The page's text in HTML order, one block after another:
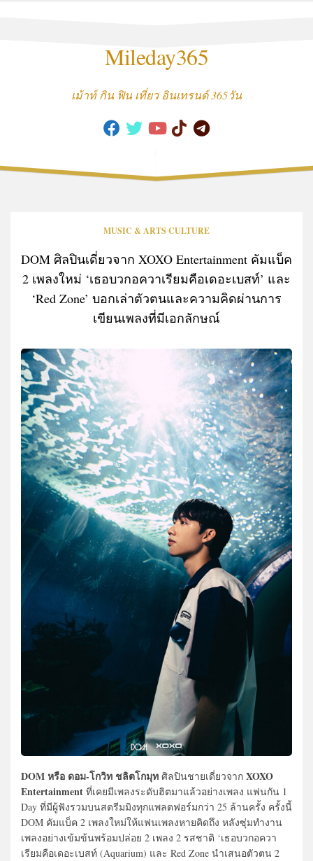
Mileday365
เม้าท์ กิน ฟิน เที่ยว อินเทรนด์ 365วัน
MUSIC & ARTS CULTURE
DOM ศิลปินเดี่ยวจาก XOXO Entertainment คัมแบ็ค
2 เพลงใหม่ ‘เธอบวกอควาเรียมคือเดอะเบสท์’ และ
‘Red Zone’ บอกเล่าตัวตนและความคิดผ่านการ
เขียนเพลงที่มีเอกลักษณ์
DOM หรือ ดอม-โกวิท ชลิตโกมุท ศิลปินชายเดี่ยวจาก XOXO
Entertainment ที่เคยมีเพลงระดับฮิตมาแล้วอย่างเพลง แฟนกัน 1
Day ที่มีผู้ฟังรวมบนสตรีมมิงทุกแพลตฟอร์มกว่า 25 ล้านครั้ง ครั้งนี้
DOM คัมแบ็ค 2 เพลงใหม่ให้แฟนเพลงหายคิดถึง หลังซุ่มทำงาน
เพลงอย่างเข้มข้นพร้อมปล่อย 2 เพลง 2 รสชาติ ‘เธอบวกอควา
เรียมคือเดอะเบสท์ (Aquarium) และ Red Zone นำเสนอตัวตน 2